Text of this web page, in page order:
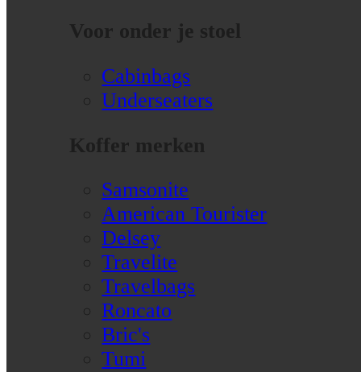
Voor onder je stoel
Cabinbags
Underseaters
Koffer merken
Samsonite
American Tourister
Delsey
Travelite
Travelbags
Roncato
Bric's
Tumi